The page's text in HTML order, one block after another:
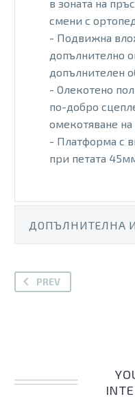
в зоната на
смени с
- Подвижна
допълнително
допълнителен
- Олекотено
по-добро
омекотяване на
- Платформа с
при петата
ДОПЪЛНИТЕЛНА
PREV